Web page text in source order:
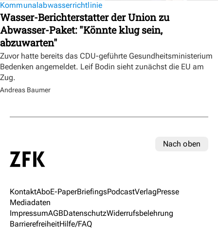
Kommunalabwasserrichtlinie
Wasser-Berichterstatter der Union zu
Abwasser-Paket: "Könnte klug sein,
abzuwarten"
Zuvor hatte bereits das CDU-geführte Gesundheitsministerium
Bedenken angemeldet. Leif Bodin sieht zunächst die EU am
Zug.
Andreas Baumer
Nach oben
KontaktAboE-PaperBriefingsPodcastVerlagPresse
Mediadaten
ImpressumAGBDatenschutzWiderrufsbelehrung
BarrierefreiheitHilfe/FAQ